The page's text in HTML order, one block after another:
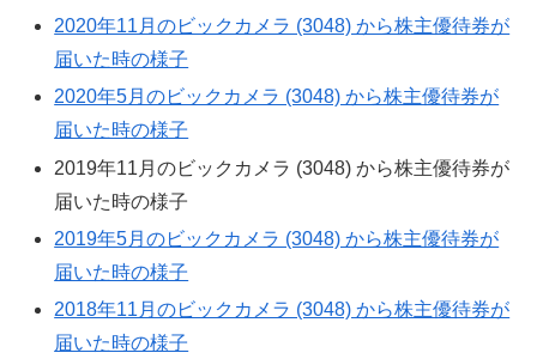
2020年11月のビックカメラ (3048) から株主優待券が
届いた時の様子
2020年5月のビックカメラ (3048) から株主優待券が
届いた時の様子
2019年11月のビックカメラ (3048) から株主優待券が
届いた時の様子
2019年5月のビックカメラ (3048) から株主優待券が
届いた時の様子
2018年11月のビックカメラ (3048) から株主優待券が
届いた時の様子